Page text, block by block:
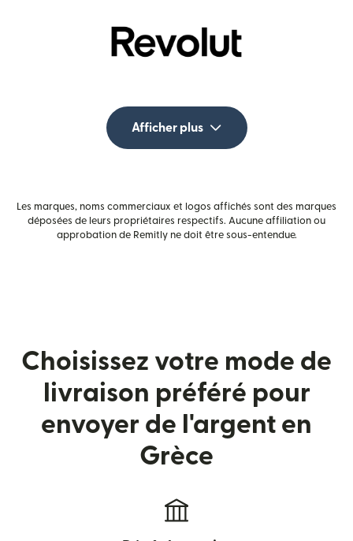
Afficher plus
Les marques, noms commerciaux et logos affichés sont des marques
déposées de leurs propriétaires respectifs. Aucune affiliation ou
approbation de Remitly ne doit être sous-entendue.
Choisissez votre mode de
livraison préféré pour
envoyer de l'argent en
Grèce